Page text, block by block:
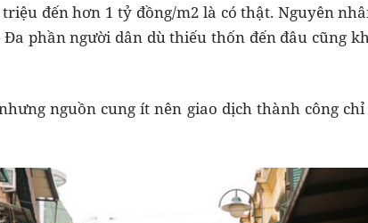
đến hơn 1 tỷ đồng/m2 là có thật. Nguyên
phần người dân dù thiếu thốn đến đâu cũng
nguồn cung ít nên giao dịch thành công